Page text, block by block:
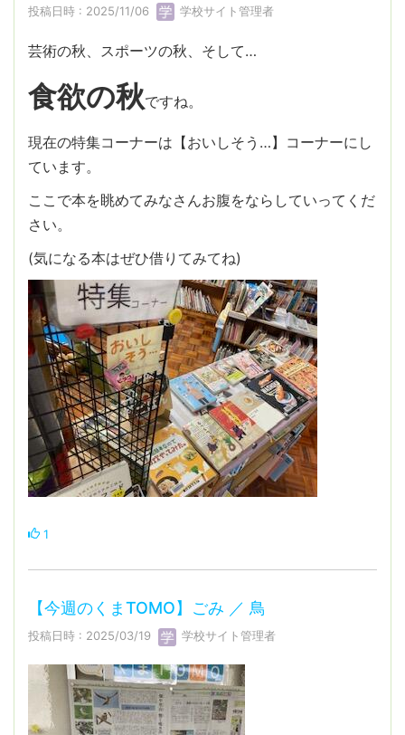
投稿日時 : 2025/11/06 学校サイト管理者
芸術の秋、スポーツの秋、そして…
食欲の秋ですね。
現在の特集コーナーは【おいしそう…】コーナーにし
ています。
ここで本を眺めてみなさんお腹をならしていってくだ
さい。
(気になる本はぜひ借りてみてね)
1
【今週のくまTOMO】ごみ ／ 鳥
投稿日時 : 2025/03/19 学校サイト管理者